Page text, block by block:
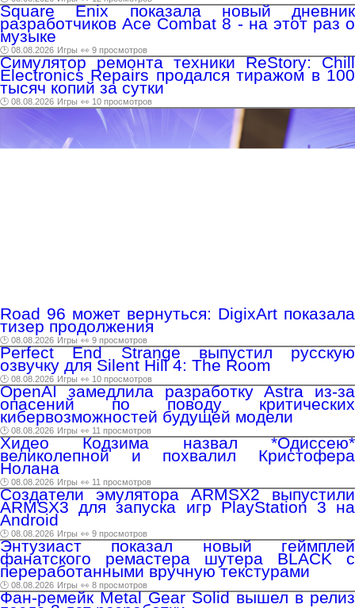
Square Enix показала новый дневник
разработчиков Ace Combat 8 - на этот раз о
музыке
🕑 08.08.2026 Игры 👀 9 просмотров
Симулятор ремонта техники ReStory: Chill
Electronics Repairs продался тиражом в 100
тысяч копий за сутки
🕑 08.08.2026 Игры 👀 10 просмотров
Road 96 может вернуться: DigixArt показала
тизер продолжения
🕑 08.08.2026 Игры 👀 9 просмотров
Perfect End Strange выпустил русскую
озвучку для Silent Hill 4: The Room
🕑 08.08.2026 Игры 👀 10 просмотров
OpenAI замедлила разработку Astra из-за
опасений по поводу критических
кибервозможностей будущей модели
🕑 08.08.2026 Игры 👀 11 просмотров
Хидео Кодзима назвал *Одиссею*
великолепной и похвалил Кристофера
Нолана
🕑 08.08.2026 Игры 👀 11 просмотров
Создатели эмулятора ARMSX2 выпустили
ARMSX3 для запуска игр PlayStation 3 на
Android
🕑 08.08.2026 Игры 👀 9 просмотров
Энтузиаст показал новый геймплей
фанатского ремастера шутера BLACK с
переработанными вручную текстурами
🕑 08.08.2026 Игры 👀 8 просмотров
Фан-ремейк Metal Gear Solid вышел в релиз